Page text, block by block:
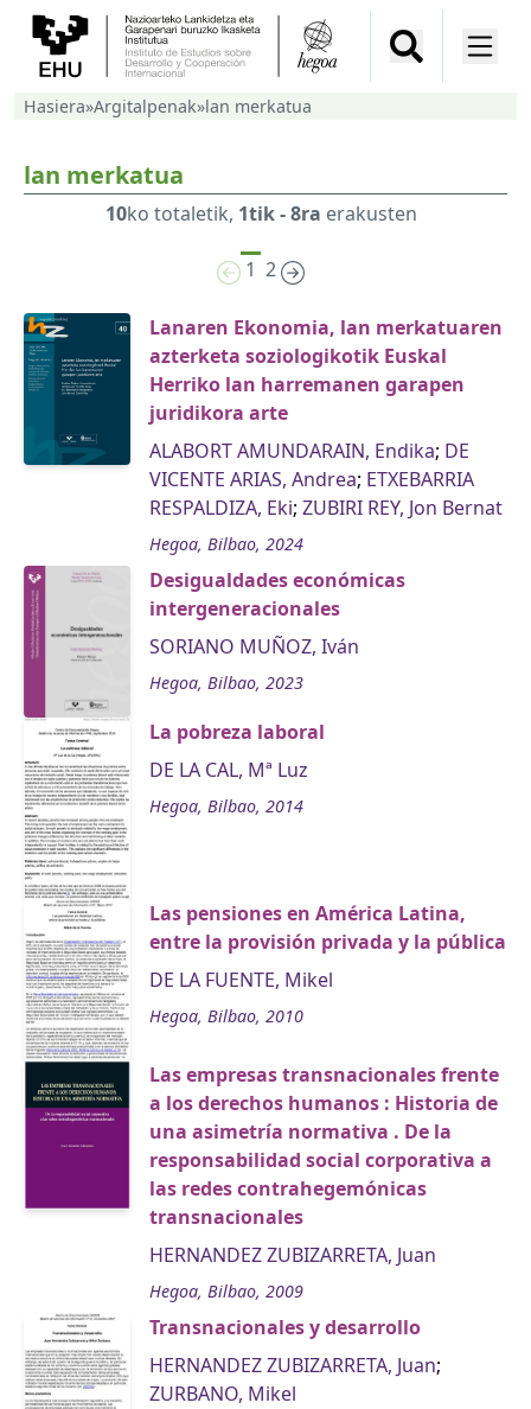
Hasiera»Argitalpenak»lan merkatua
lan merkatua
10ko totaletik, 1tik - 8ra erakusten
1 2
Lanaren Ekonomia, lan merkatuaren
azterketa soziologikotik Euskal
Herriko lan harremanen garapen
juridikora arte
ALABORT AMUNDARAIN, Endika; DE
VICENTE ARIAS, Andrea; ETXEBARRIA
RESPALDIZA, Eki; ZUBIRI REY, Jon Bernat
Hegoa, Bilbao, 2024
Desigualdades económicas
intergeneracionales
SORIANO MUÑOZ, Iván
Hegoa, Bilbao, 2023
La pobreza laboral
DE LA CAL, Mª Luz
Hegoa, Bilbao, 2014
Las pensiones en América Latina,
entre la provisión privada y la pública
DE LA FUENTE, Mikel
Hegoa, Bilbao, 2010
Las empresas transnacionales frente
a los derechos humanos : Historia de
una asimetría normativa . De la
responsabilidad social corporativa a
las redes contrahegemónicas
transnacionales
HERNANDEZ ZUBIZARRETA, Juan
Hegoa, Bilbao, 2009
Transnacionales y desarrollo
HERNANDEZ ZUBIZARRETA, Juan;
ZURBANO, Mikel